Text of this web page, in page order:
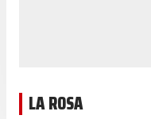
LA ROSA